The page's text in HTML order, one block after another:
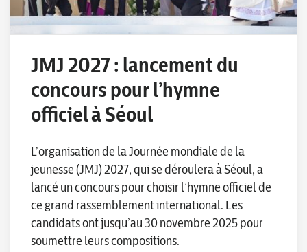
JMJ 2027 : lancement du
concours pour l’hymne
officiel à Séoul
L’organisation de la Journée mondiale de la
jeunesse (JMJ) 2027, qui se déroulera à Séoul, a
lancé un concours pour choisir l’hymne officiel de
ce grand rassemblement international. Les
candidats ont jusqu’au 30 novembre 2025 pour
soumettre leurs compositions.